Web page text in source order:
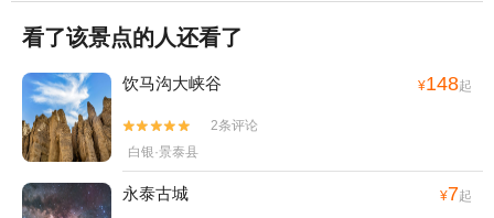
看了该景点的人还看了
饮马沟大峡谷 ¥148起


2条评论
白银·景泰县
永泰古城 ¥7起